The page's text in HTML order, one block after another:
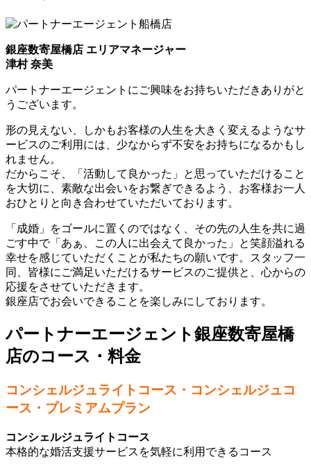
銀座数寄屋橋店 エリアマネージャー
津村 奈美
パートナーエージェントにご興味をお持ちいただきありがと
うございます。
形の見えない、しかもお客様の人生を大きく変えるようなサ
ービスのご利用には、少なからず不安をお持ちになるかもし
れません。
だからこそ、「活動して良かった」と思っていただけること
を大切に、素敵な出会いをお繋ぎできるよう、お客様お一人
おひとりと向き合わせていただいております。
「成婚」をゴールに置くのではなく、その先の人生を共に過
ごす中で「あぁ、この人に出会えて良かった」と笑顔溢れる
幸せを感じていただくことが私たちの願いです。スタッフ一
同、皆様にご満足いただけるサービスのご提供と、心からの
応援をさせていただきます。
銀座店でお会いできることを楽しみにしております。
パートナーエージェント銀座数寄屋橋
店のコース・料金
コンシェルジュライトコース・コンシェルジュコ
ース・プレミアムプラン
コンシェルジュライトコース
本格的な婚活支援サービスを気軽に利用できるコース